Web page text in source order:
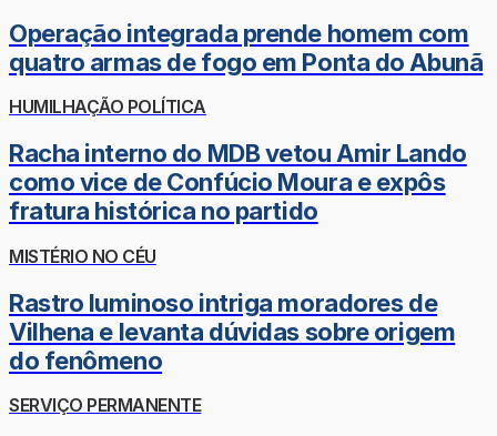
Operação integrada prende homem com
quatro armas de fogo em Ponta do Abunã
HUMILHAÇÃO POLÍTICA
Racha interno do MDB vetou Amir Lando
como vice de Confúcio Moura e expôs
fratura histórica no partido
MISTÉRIO NO CÉU
Rastro luminoso intriga moradores de
Vilhena e levanta dúvidas sobre origem
do fenômeno
SERVIÇO PERMANENTE